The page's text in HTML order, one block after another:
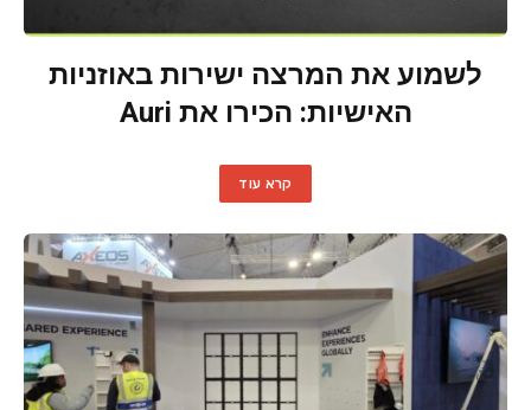
לשמוע את המרצה ישירות באוזניות
האישיות: הכירו את Auri
קרא עוד